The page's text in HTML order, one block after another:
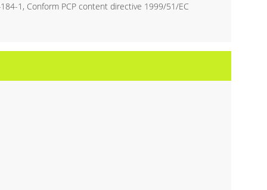
1, Conform PCP content directive 1999/51/EC